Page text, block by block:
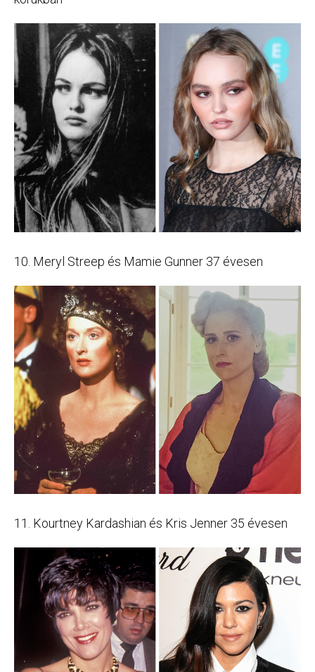
10. Meryl Streep és Mamie Gunner 37 évesen
11. Kourtney Kardashian és Kris Jenner 35 évesen